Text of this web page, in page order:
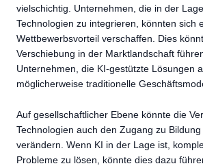
vielschichtig. Unternehmen, die in der
Technologien zu integrieren, könnten sich
Wettbewerbsvorteil verschaffen. Dies
Verschiebung in der Marktlandschaft
Unternehmen, die KI-gestützte Lösungen
möglicherweise traditionelle
Auf gesellschaftlicher Ebene könnte die
Technologien auch den Zugang zu
verändern. Wenn KI in der Lage ist,
Probleme zu lösen, könnte dies dazu